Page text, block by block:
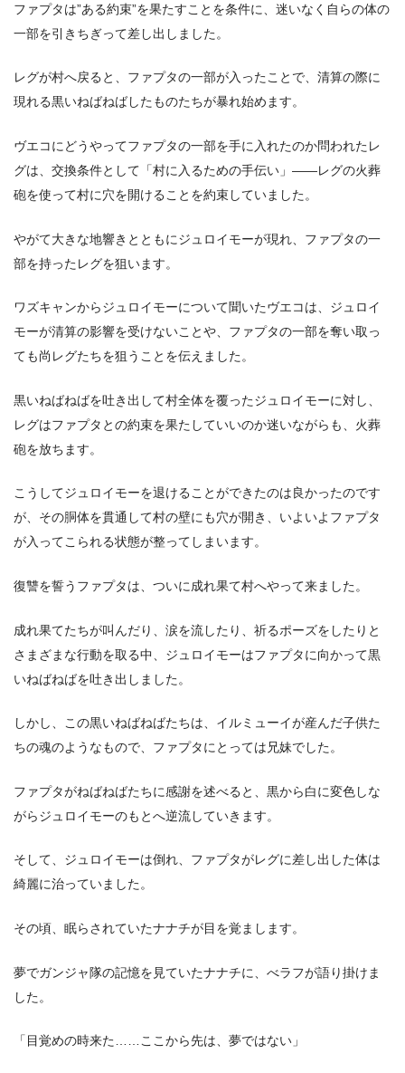
ファプタは”ある約束”を果たすことを条件に、迷いなく自らの体の
一部を引きちぎって差し出しました。
レグが村へ戻ると、ファプタの一部が入ったことで、清算の際に
現れる黒いねばねばしたものたちが暴れ始めます。
ヴエコにどうやってファプタの一部を手に入れたのか問われたレ
グは、交換条件として「村に入るための手伝い」――レグの火葬
砲を使って村に穴を開けることを約束していました。
やがて大きな地響きとともにジュロイモーが現れ、ファプタの一
部を持ったレグを狙います。
ワズキャンからジュロイモーについて聞いたヴエコは、ジュロイ
モーが清算の影響を受けないことや、ファプタの一部を奪い取っ
ても尚レグたちを狙うことを伝えました。
黒いねばねばを吐き出して村全体を覆ったジュロイモーに対し、
レグはファプタとの約束を果たしていいのか迷いながらも、火葬
砲を放ちます。
こうしてジュロイモーを退けることができたのは良かったのです
が、その胴体を貫通して村の壁にも穴が開き、いよいよファプタ
が入ってこられる状態が整ってしまいます。
復讐を誓うファプタは、ついに成れ果て村へやって来ました。
成れ果てたちが叫んだり、涙を流したり、祈るポーズをしたりと
さまざまな行動を取る中、ジュロイモーはファプタに向かって黒
いねばねばを吐き出しました。
しかし、この黒いねばねばたちは、イルミューイが産んだ子供た
ちの魂のようなもので、ファプタにとっては兄妹でした。
ファプタがねばねばたちに感謝を述べると、黒から白に変色しな
がらジュロイモーのもとへ逆流していきます。
そして、ジュロイモーは倒れ、ファプタがレグに差し出した体は
綺麗に治っていました。
その頃、眠らされていたナナチが目を覚まします。
夢でガンジャ隊の記憶を見ていたナナチに、べラフが語り掛けま
した。
「目覚めの時来た……ここから先は、夢ではない」